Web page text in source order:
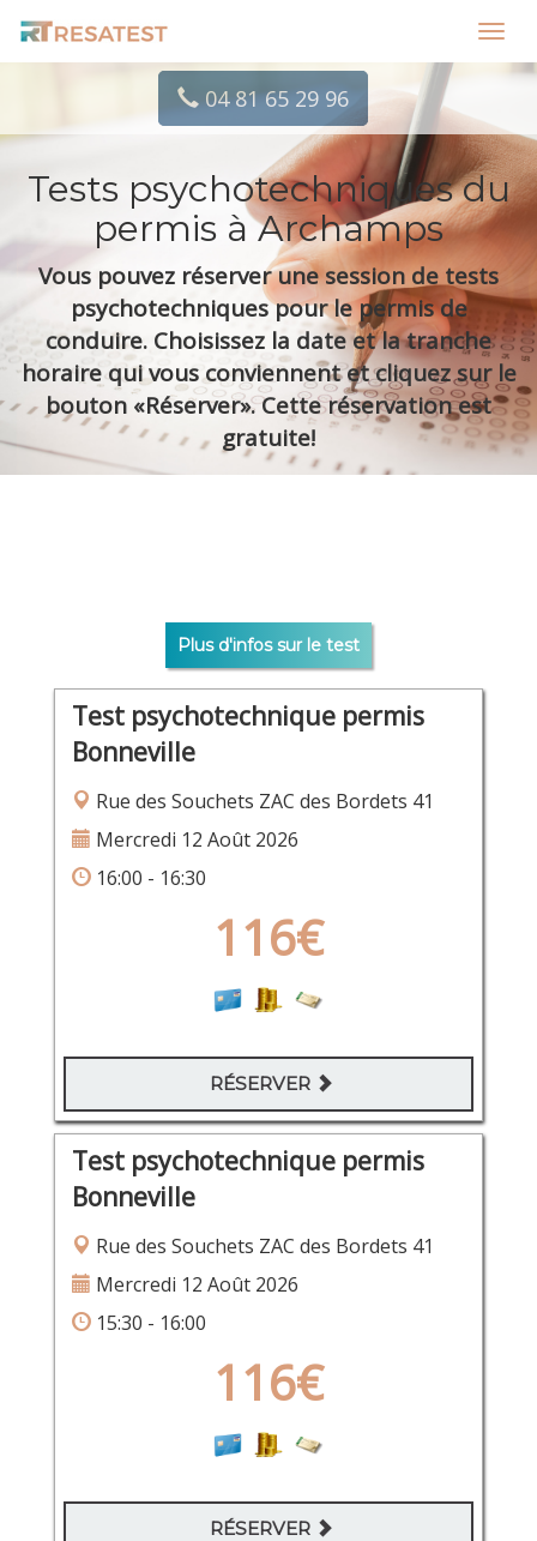
04 81 65 29 96
Tests psychotechniques du
permis à Archamps
Vous pouvez réserver une session de tests
psychotechniques pour le permis de
conduire. Choisissez la date et la tranche
horaire qui vous conviennent et cliquez sur le
bouton «Réserver». Cette réservation est
gratuite!
Plus d'infos sur le test
Test psychotechnique permis
Bonneville
Rue des Souchets ZAC des Bordets 41
Mercredi 12 Août 2026
16:00 - 16:30
116€
RÉSERVER
Test psychotechnique permis
Bonneville
Rue des Souchets ZAC des Bordets 41
Mercredi 12 Août 2026
15:30 - 16:00
116€
RÉSERVER